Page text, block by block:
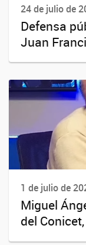
24 de julio de
Defensa
Juan
1 de julio de
Miguel
del